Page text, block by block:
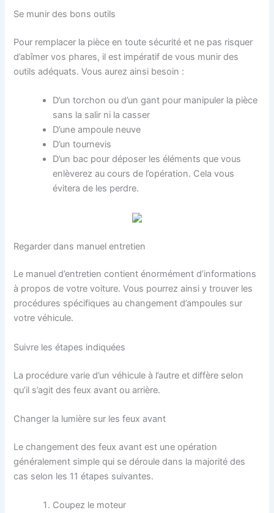
Se munir des bons outils
Pour remplacer la pièce en toute sécurité et ne pas risquer
d’abîmer vos phares, il est impératif de vous munir des
outils adéquats. Vous aurez ainsi besoin :
D’un torchon ou d’un gant pour manipuler la pièce
sans la salir ni la casser
D’une ampoule neuve
D’un tournevis
D’un bac pour déposer les éléments que vous
enlèverez au cours de l’opération. Cela vous
évitera de les perdre.
Regarder dans manuel entretien
Le manuel d’entretien contient énormément d’informations
à propos de votre voiture. Vous pourrez ainsi y trouver les
procédures spécifiques au changement d’ampoules sur
votre véhicule.
Suivre les étapes indiquées
La procédure varie d’un véhicule à l’autre et diffère selon
qu’il s’agit des feux avant ou arrière.
Changer la lumière sur les feux avant
Le changement des feux avant est une opération
généralement simple qui se déroule dans la majorité des
cas selon les 11 étapes suivantes.
Coupez le moteur